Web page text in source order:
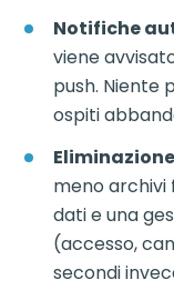
Notifiche
viene
push. Niente
ospiti
meno archivi
dati e una
(accesso,
secondi